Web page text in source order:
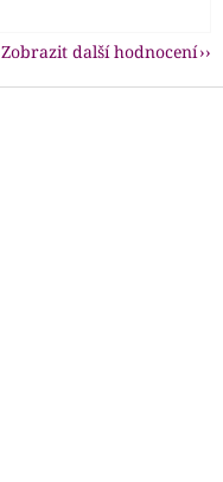
Zobrazit další hodnocení